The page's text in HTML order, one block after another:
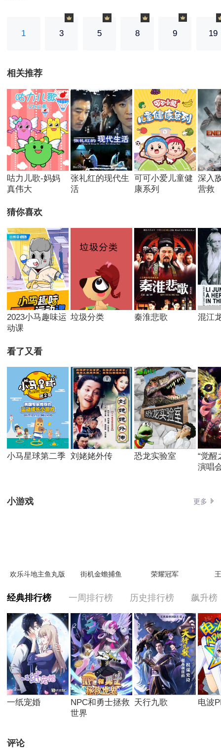
1 3 5 8 9 19
相关推荐
咕力儿歌-妈妈
真伟大
张礼红的现代生
活
可可小爱儿童健
康系列
深入
营救
猜你喜欢
2023小马趣味运
动课
垃圾分类 秦淮悲歌 混江
看了又看
小马星球第二季 刘姥姥外传 恐龙实验室
“觉醒
演唱
小游戏 更多
欢乐斗地主鱼丸版 街机金蟾捕鱼 荣耀冠军
经典排行榜 一周排行榜 历史排行榜 飙升榜
一纸宠婚
1
NPC和勇士拯救
世界
2
天行九歌
3
电波
4
评论